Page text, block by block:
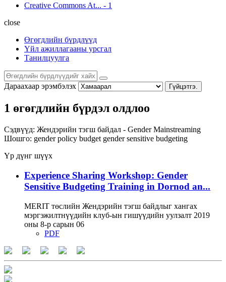
Creative Commons At... - 1
close
Өгөгдлийн бүрдлүүд
Үйл ажиллагааны урсгал
Танилцуулга
Дараахаар эрэмбэлэх Гүйцэтгэ.
1 өгөгдлийн бүрдэл олдлоо
Сэдвүүд: Жендэрийн тэгш байдал - Gender Mainstreaming
Шошго: gender policy budget gender sensitive budgeting
Үр дүнг шүүх
Experience Sharing Workshop: Gender
Sensitive Budgeting Training in Dornod an...
MERIT төслийн Жендэрийн тэгш байдлыг хангах
мэргэжилтнүүдийн клуб-ын гишүүдийн уулзалт 2019
оны 8-р сарын 06
PDF